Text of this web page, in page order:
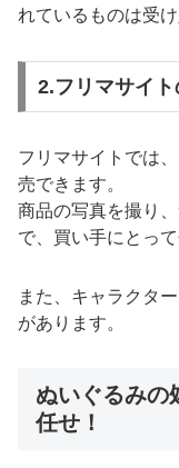
れているものは受
2.フリマサイト
フリマサイトでは
売できます。
商品の写真を撮り
で、買い手にとっ
また、キャラクタ
があります。
ぬいぐるみの
任せ！